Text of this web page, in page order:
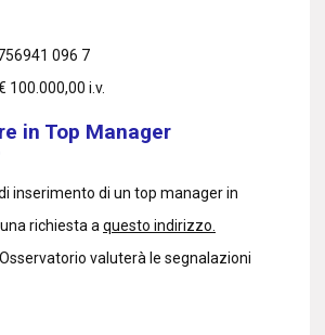
096 7
100.000,00 i.v.
in Top Manager
inserimento di un top manager in
richiesta a questo indirizzo.
valuterà le segnalazioni